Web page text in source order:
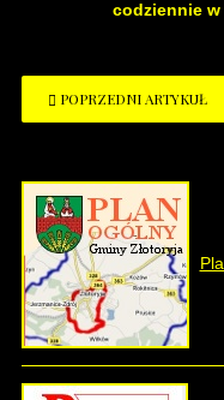
codziennie
POPRZEDNI ARTYKUŁ